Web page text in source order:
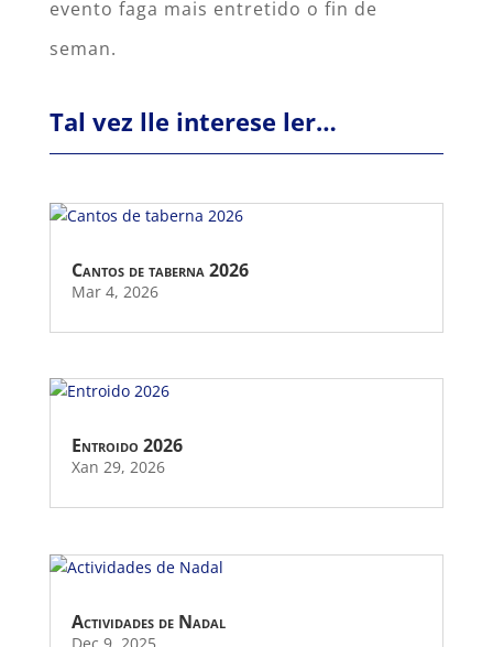
evento faga mais entretido o fin de
seman.
Tal vez lle interese ler…
Cantos de taberna 2026
Mar 4, 2026
Entroido 2026
Xan 29, 2026
Actividades de Nadal
Dec 9, 2025